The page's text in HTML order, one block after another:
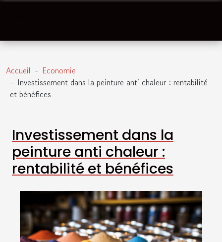
Accueil
Economie
Investissement dans la peinture anti chaleur : rentabilité
et bénéfices
Investissement dans la
peinture anti chaleur :
rentabilité et bénéfices